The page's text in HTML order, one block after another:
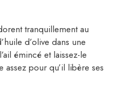
tranquillement au
d’olive dans une
émincé et laissez-le
pour qu’il libère ses